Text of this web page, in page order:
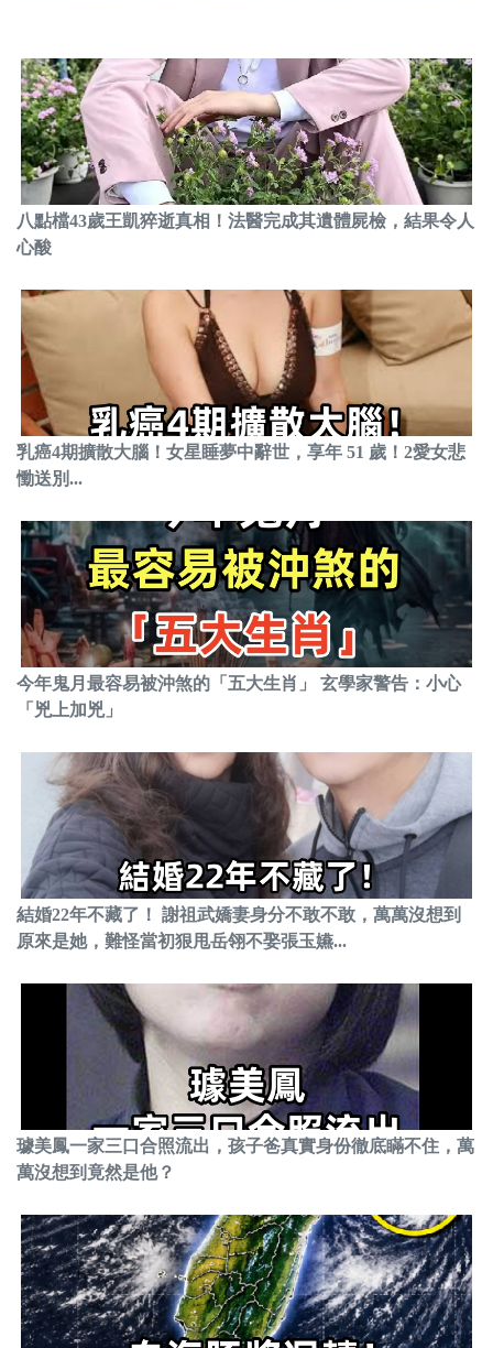
八點檔43歲王凱猝逝真相！法醫完成其遺體屍檢，結果令人
心酸
乳癌4期擴散大腦！女星睡夢中辭世，享年 51 歲！2愛女悲
慟送別...
今年鬼月最容易被沖煞的「五大生肖」 玄學家警告：小心
「兇上加兇」
結婚22年不藏了！ 謝祖武嬌妻身分不敢不敢，萬萬沒想到
原來是她，難怪當初狠甩岳翎不娶張玉嬿...
璩美鳳一家三口合照流出，孩子爸真實身份徹底瞞不住，萬
萬沒想到竟然是他？